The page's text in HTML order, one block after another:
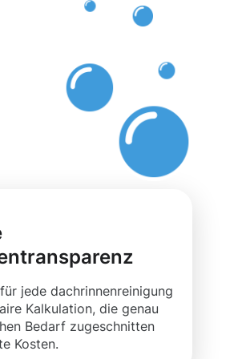
jede dachrinnenreinigung
Kalkulation, die genau
Bedarf zugeschnitten
Kosten.